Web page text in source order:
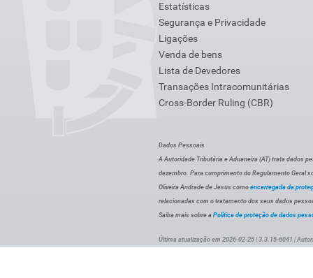
Estatísticas
Segurança e Privacidade
Ligações
Venda de bens
Lista de Devedores
Transações Intracomunitárias
Cross-Border Ruling (CBR)
Dados Pessoais
A Autoridade Tributária e Aduaneira (AT) trata dados
dezembro. Para cumprimento do Regulamento Geral
Oliveira Andrade de Jesus como encarregada da
relacionadas com o tratamento dos seus dados
Saiba mais sobre a Política de proteção de dados
Última atualização em 2026-02-25 | 3.3.15-6041 |